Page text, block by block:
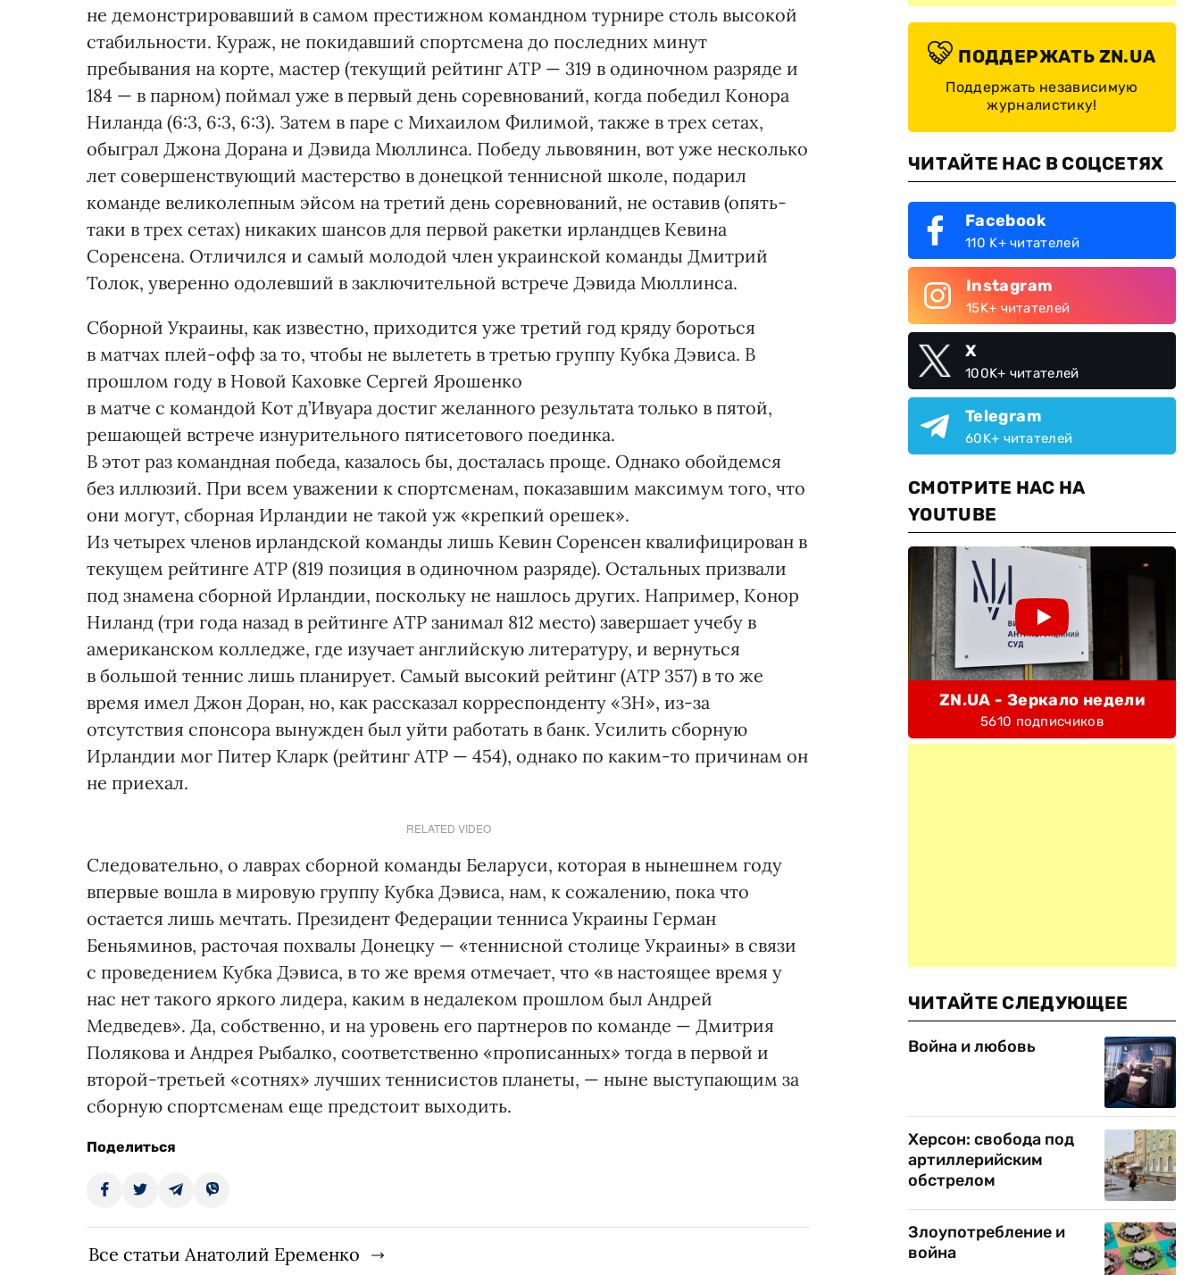
не демонстрировавший в самом престижном командном турнире столь высокой
стабильности. Кураж, не покидавший спортсмена до последних минут
пребывания на корте, мастер (текущий рейтинг АТР — 319 в одиночном разряде и
184 — в парном) поймал уже в первый день соревнований, когда победил Конора
Ниланда (6:3, 6:3, 6:3). Затем в паре с Михаилом Филимой, также в трех сетах,
обыграл Джона Дорана и Дэвида Мюллинса. Победу львовянин, вот уже несколько
лет совершенствующий мастерство в донецкой теннисной школе, подарил
команде великолепным эйсом на третий день соревнований, не оставив (опять-
таки в трех сетах) никаких шансов для первой ракетки ирландцев Кевина
Соренсена. Отличился и самый молодой член украинской команды Дмитрий
Толок, уверенно одолевший в заключительной встрече Дэвида Мюллинса.
Сборной Украины, как известно, приходится уже третий год кряду бороться
в матчах плей-офф за то, чтобы не вылететь в третью группу Кубка Дэвиса. В
прошлом году в Новой Каховке Сергей Ярошенко
в матче с командой Кот д’Ивуара достиг желанного результата только в пятой,
решающей встрече изнурительного пятисетового поединка.
В этот раз командная победа, казалось бы, досталась проще. Однако обойдемся
без иллюзий. При всем уважении к спортсменам, показавшим максимум того, что
они могут, сборная Ирландии не такой уж «крепкий орешек».
Из четырех членов ирландской команды лишь Кевин Соренсен квалифицирован в
текущем рейтинге АТР (819 позиция в одиночном разряде). Остальных призвали
под знамена сборной Ирландии, поскольку не нашлось других. Например, Конор
Ниланд (три года назад в рейтинге АТР занимал 812 место) завершает учебу в
американском колледже, где изучает английскую литературу, и вернуться
в большой теннис лишь планирует. Самый высокий рейтинг (АТР 357) в то же
время имел Джон Доран, но, как рассказал корреспонденту «ЗН», из-за
отсутствия спонсора вынужден был уйти работать в банк. Усилить сборную
Ирландии мог Питер Кларк (рейтинг АТР — 454), однако по каким-то причинам он
не приехал.
RELATED VIDEO
Следовательно, о лаврах сборной команды Беларуси, которая в нынешнем году
впервые вошла в мировую группу Кубка Дэвиса, нам, к сожалению, пока что
остается лишь мечтать. Президент Федерации тенниса Украины Герман
Беньяминов, расточая похвалы Донецку — «теннисной столице Украины» в связи
с проведением Кубка Дэвиса, в то же время отмечает, что «в настоящее время у
нас нет такого яркого лидера, каким в недалеком прошлом был Андрей
Медведев». Да, собственно, и на уровень его партнеров по команде — Дмитрия
Полякова и Андрея Рыбалко, соответственно «прописанных» тогда в первой и
второй-третьей «сотнях» лучших теннисистов планеты, — ныне выступающим за
сборную спортсменам еще предстоит выходить.
Поделиться
Все статьи Анатолий Еременко
ПОДДЕРЖАТЬ ZN.UA
Поддержать независимую
журналистику!
ЧИТАЙТЕ НАС В СОЦСЕТЯХ
Facebook
110 K+ читателей
Instagram
15K+ читателей
X
100K+ читателей
Telegram
60K+ читателей
СМОТРИТЕ НАС НА
YOUTUBE
ZN.UA - Зеркало недели
5610 подписчиков
ЧИТАЙТЕ СЛЕДУЮЩЕЕ
Война и любовь
Херсон: свобода под
артиллерийским
обстрелом
Злоупотребление и
война